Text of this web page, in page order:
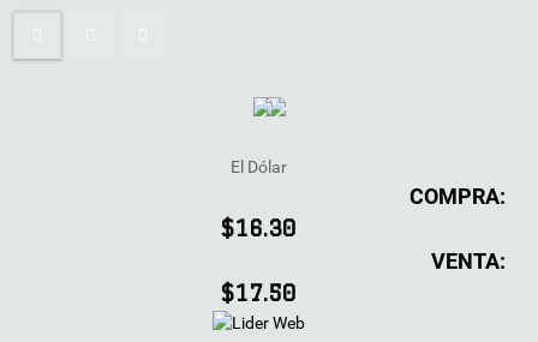
El Dólar
COMPRA:
$16.30
VENTA:
$17.50